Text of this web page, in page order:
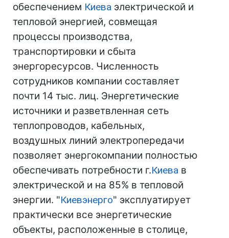
обеспечением Киева электрической и
тепловой энергией, совмещая
процессы производства,
транспортировки и сбыта
энергоресурсов. Численность
сотрудников компании составляет
почти 14 тыс. лиц. Энергетические
источники и разветвленная сеть
теплопроводов, кабельных,
воздушных линий электропередачи
позволяет энергокомпании полностью
обеспечивать потребности г.Киева в
электрической и на 85% в тепловой
энергии. "Киевэнерго" эксплуатирует
практически все энергетические
объекты, расположенные в столице,